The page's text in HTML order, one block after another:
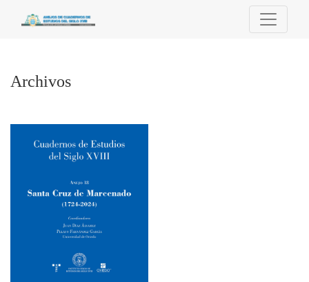
Archivos